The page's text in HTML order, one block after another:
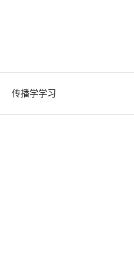
传播学学习